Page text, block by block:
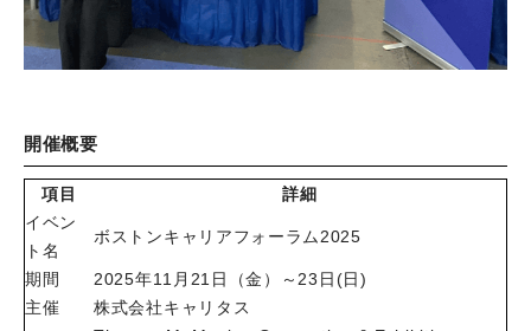
開催概要
項目
詳細
イベン
ト名
ボストンキャリアフォーラム2025
期間
2025年11月21日（金）～23日(日)
主催
株式会社キャリタス